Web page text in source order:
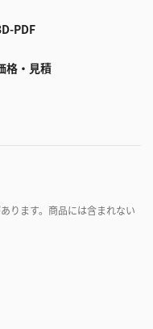
PDF
格・見積
ります。商品には含まれない